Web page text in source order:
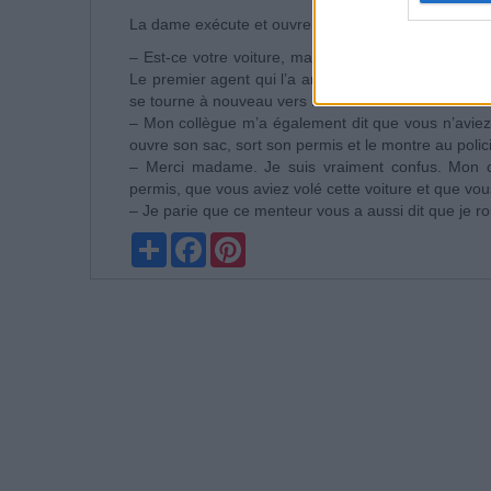
La dame exécute et ouvre la valise, mais il n’y a
– Est-ce votre voiture, madame ? – Oui, bien sur,
Le premier agent qui l’a arrêtée n’y comprend
se tourne à nouveau vers la vieille dame :
– Mon collègue m’a également dit que vous
ouvre son sac, sort son permis et le montre au
– Merci madame. Je suis vraiment confus. Mon
permis, que vous aviez volé cette voiture et que
– Je parie que ce menteur vous a aussi dit que je
PartagerFacebook